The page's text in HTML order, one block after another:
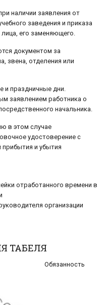
наличии заявления от
заведения и приказа
его заменяющего.
документом за
звена, отделения или
и праздничные дни.
заявлением работника о
начальника.
в этом случае
удостоверение с
прибытия и убытия
отработанного времени в
организации
ТАБЕЛЯ
Обязанность